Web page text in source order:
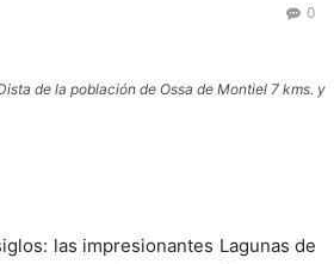
0
de la población de Ossa de Montiel 7 kms. y
las impresionantes Lagunas de